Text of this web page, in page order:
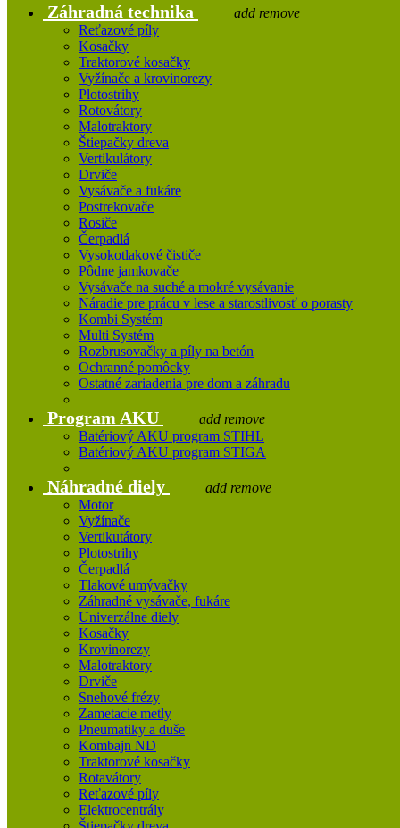
Záhradná technika add remove
Reťazové píly
Kosačky
Traktorové kosačky
Vyžínače a krovinorezy
Plotostrihy
Rotovátory
Malotraktory
Štiepačky dreva
Vertikulátory
Drviče
Vysávače a fukáre
Postrekovače
Rosiče
Čerpadlá
Vysokotlakové čističe
Pôdne jamkovače
Vysávače na suché a mokré vysávanie
Náradie pre prácu v lese a starostlivosť o porasty
Kombi Systém
Multi Systém
Rozbrusovačky a píly na betón
Ochranné pomôcky
Ostatné zariadenia pre dom a záhradu
Program AKU add remove
Batériový AKU program STIHL
Batériový AKU program STIGA
Náhradné diely add remove
Motor
Vyžínače
Vertikutátory
Plotostrihy
Čerpadlá
Tlakové umývačky
Záhradné vysávače, fukáre
Univerzálne diely
Kosačky
Krovinorezy
Malotraktory
Drviče
Snehové frézy
Zametacie metly
Pneumatiky a duše
Kombajn ND
Traktorové kosačky
Rotavátory
Reťazové píly
Elektrocentrály